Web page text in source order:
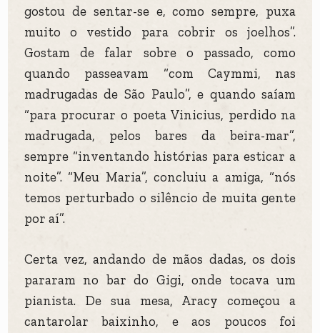
gostou de sentar-se e, como sempre, puxa
muito o vestido para cobrir os joelhos”.
Gostam de falar sobre o passado, como
quando passeavam “com Caymmi, nas
madrugadas de São Paulo”, e quando saíam
“para procurar o poeta Vinicius, perdido na
madrugada, pelos bares da beira-mar”,
sempre “inventando histórias para esticar a
noite”. “Meu Maria”, concluiu a amiga, “nós
temos perturbado o silêncio de muita gente
por aí”.
Certa vez, andando de mãos dadas, os dois
pararam no bar do Gigi, onde tocava um
pianista. De sua mesa, Aracy começou a
cantarolar baixinho, e aos poucos foi